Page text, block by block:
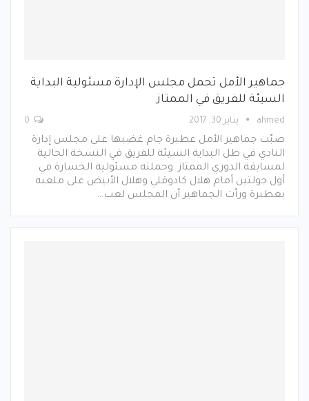
جماهير الأمل تحمل مجلس الإدارة مسئولية البداية
السيئة للفريق في الممتاز
ahmed يناير 30, 2017
صبّت جماهير الأمل عطبرة جام غضبها على مجلس إدارة
النادي في ظل البداية السيئة للفريق في النسخة الحالية
لمسابقة الدوري الممتاز وحملته مسئولية الخسارة في
أول جولتين أمام هلال كادوقلي وهلال الأبيض على ملعبه
بعطبرة ورأت الجماهير أن المجلس لعب…